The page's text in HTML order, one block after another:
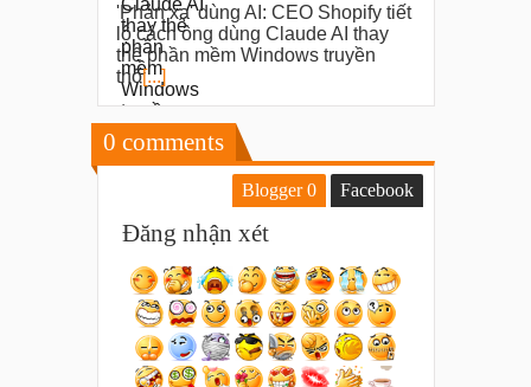
'Phản xạ' dùng AI: CEO Shopify tiết
lộ cách ông dùng Claude AI thay
thế phần mềm Windows truyền
thố[...]
0 comments
Blogger0 Facebook
Đăng nhận xét